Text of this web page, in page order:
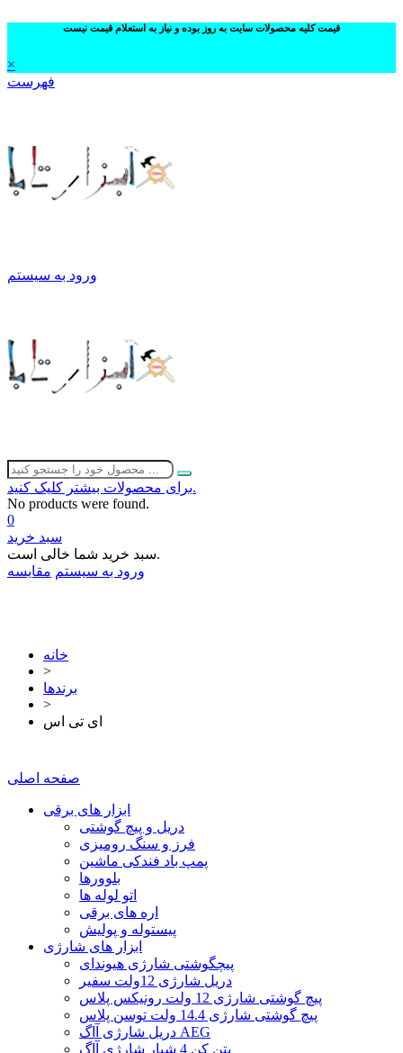
قیمت کلیه محصولات سایت به روز بوده و نیاز به استعلام قیمت نیست
×
فهرست
ورود به سیستم
برای محصولات بیشتر کلیک کنید.
No products were found.
0
سبد خرید
سبد خرید شما خالی است.
ورود به سیستم مقایسه
خانه
>
برندها
>
ای تی اس
صفحه اصلی
ابزار های برقی
دریل و پیچ گوشتی
فرز و سنگ رومیزی
پمپ باد فندکی ماشین
بلوورها
اتو لوله ها
اره های برقی
پیستوله و پولیش
ابزار های شارژی
پیچگوشتی شارژی هیوندای
دريل شارژی 12ولت سفیر
پیچ گوشتی شارژی 12 ولت رونیکس پلاس
پیچ گوشتی شارژی 14.4 ولت توسن پلاس
دریل شارژی آاگ AEG
بتن کن 4 شیار شارژی آاگ